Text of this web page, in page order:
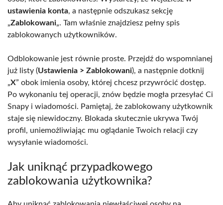
ustawienia konta, a następnie odszukasz sekcję
„Zablokowani„. Tam właśnie znajdziesz pełny spis
zablokowanych użytkowników.
Odblokowanie jest równie proste. Przejdź do wspomnianej
już listy (Ustawienia > Zablokowani), a następnie dotknij
„X” obok imienia osoby, której chcesz przywrócić dostęp.
Po wykonaniu tej operacji, znów będzie mogła przesyłać Ci
Snapy i wiadomości. Pamiętaj, że zablokowany użytkownik
staje się niewidoczny. Blokada skutecznie ukrywa Twój
profil, uniemożliwiając mu oglądanie Twoich relacji czy
wysyłanie wiadomości.
Jak uniknąć przypadkowego
zablokowania użytkownika?